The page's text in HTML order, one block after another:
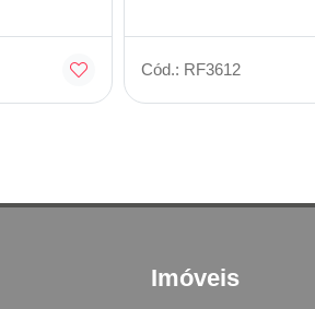
Cód.: RF3612
Imóveis